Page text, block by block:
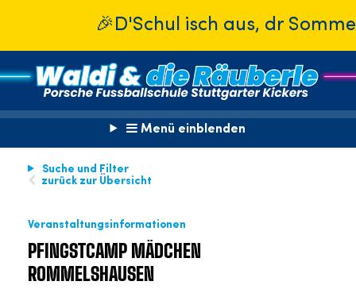
Menü einblenden
Suche und Filter
zurück zur Übersicht
Veranstaltungsinformationen
PFINGSTCAMP MÄDCHEN
ROMMELSHAUSEN
🎉D'Schul isch aus, dr Sommer